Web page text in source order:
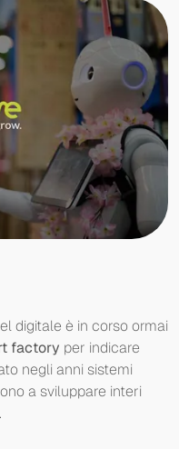
digitale è in corso ormai
factory per indicare
negli anni sistemi
a sviluppare interi